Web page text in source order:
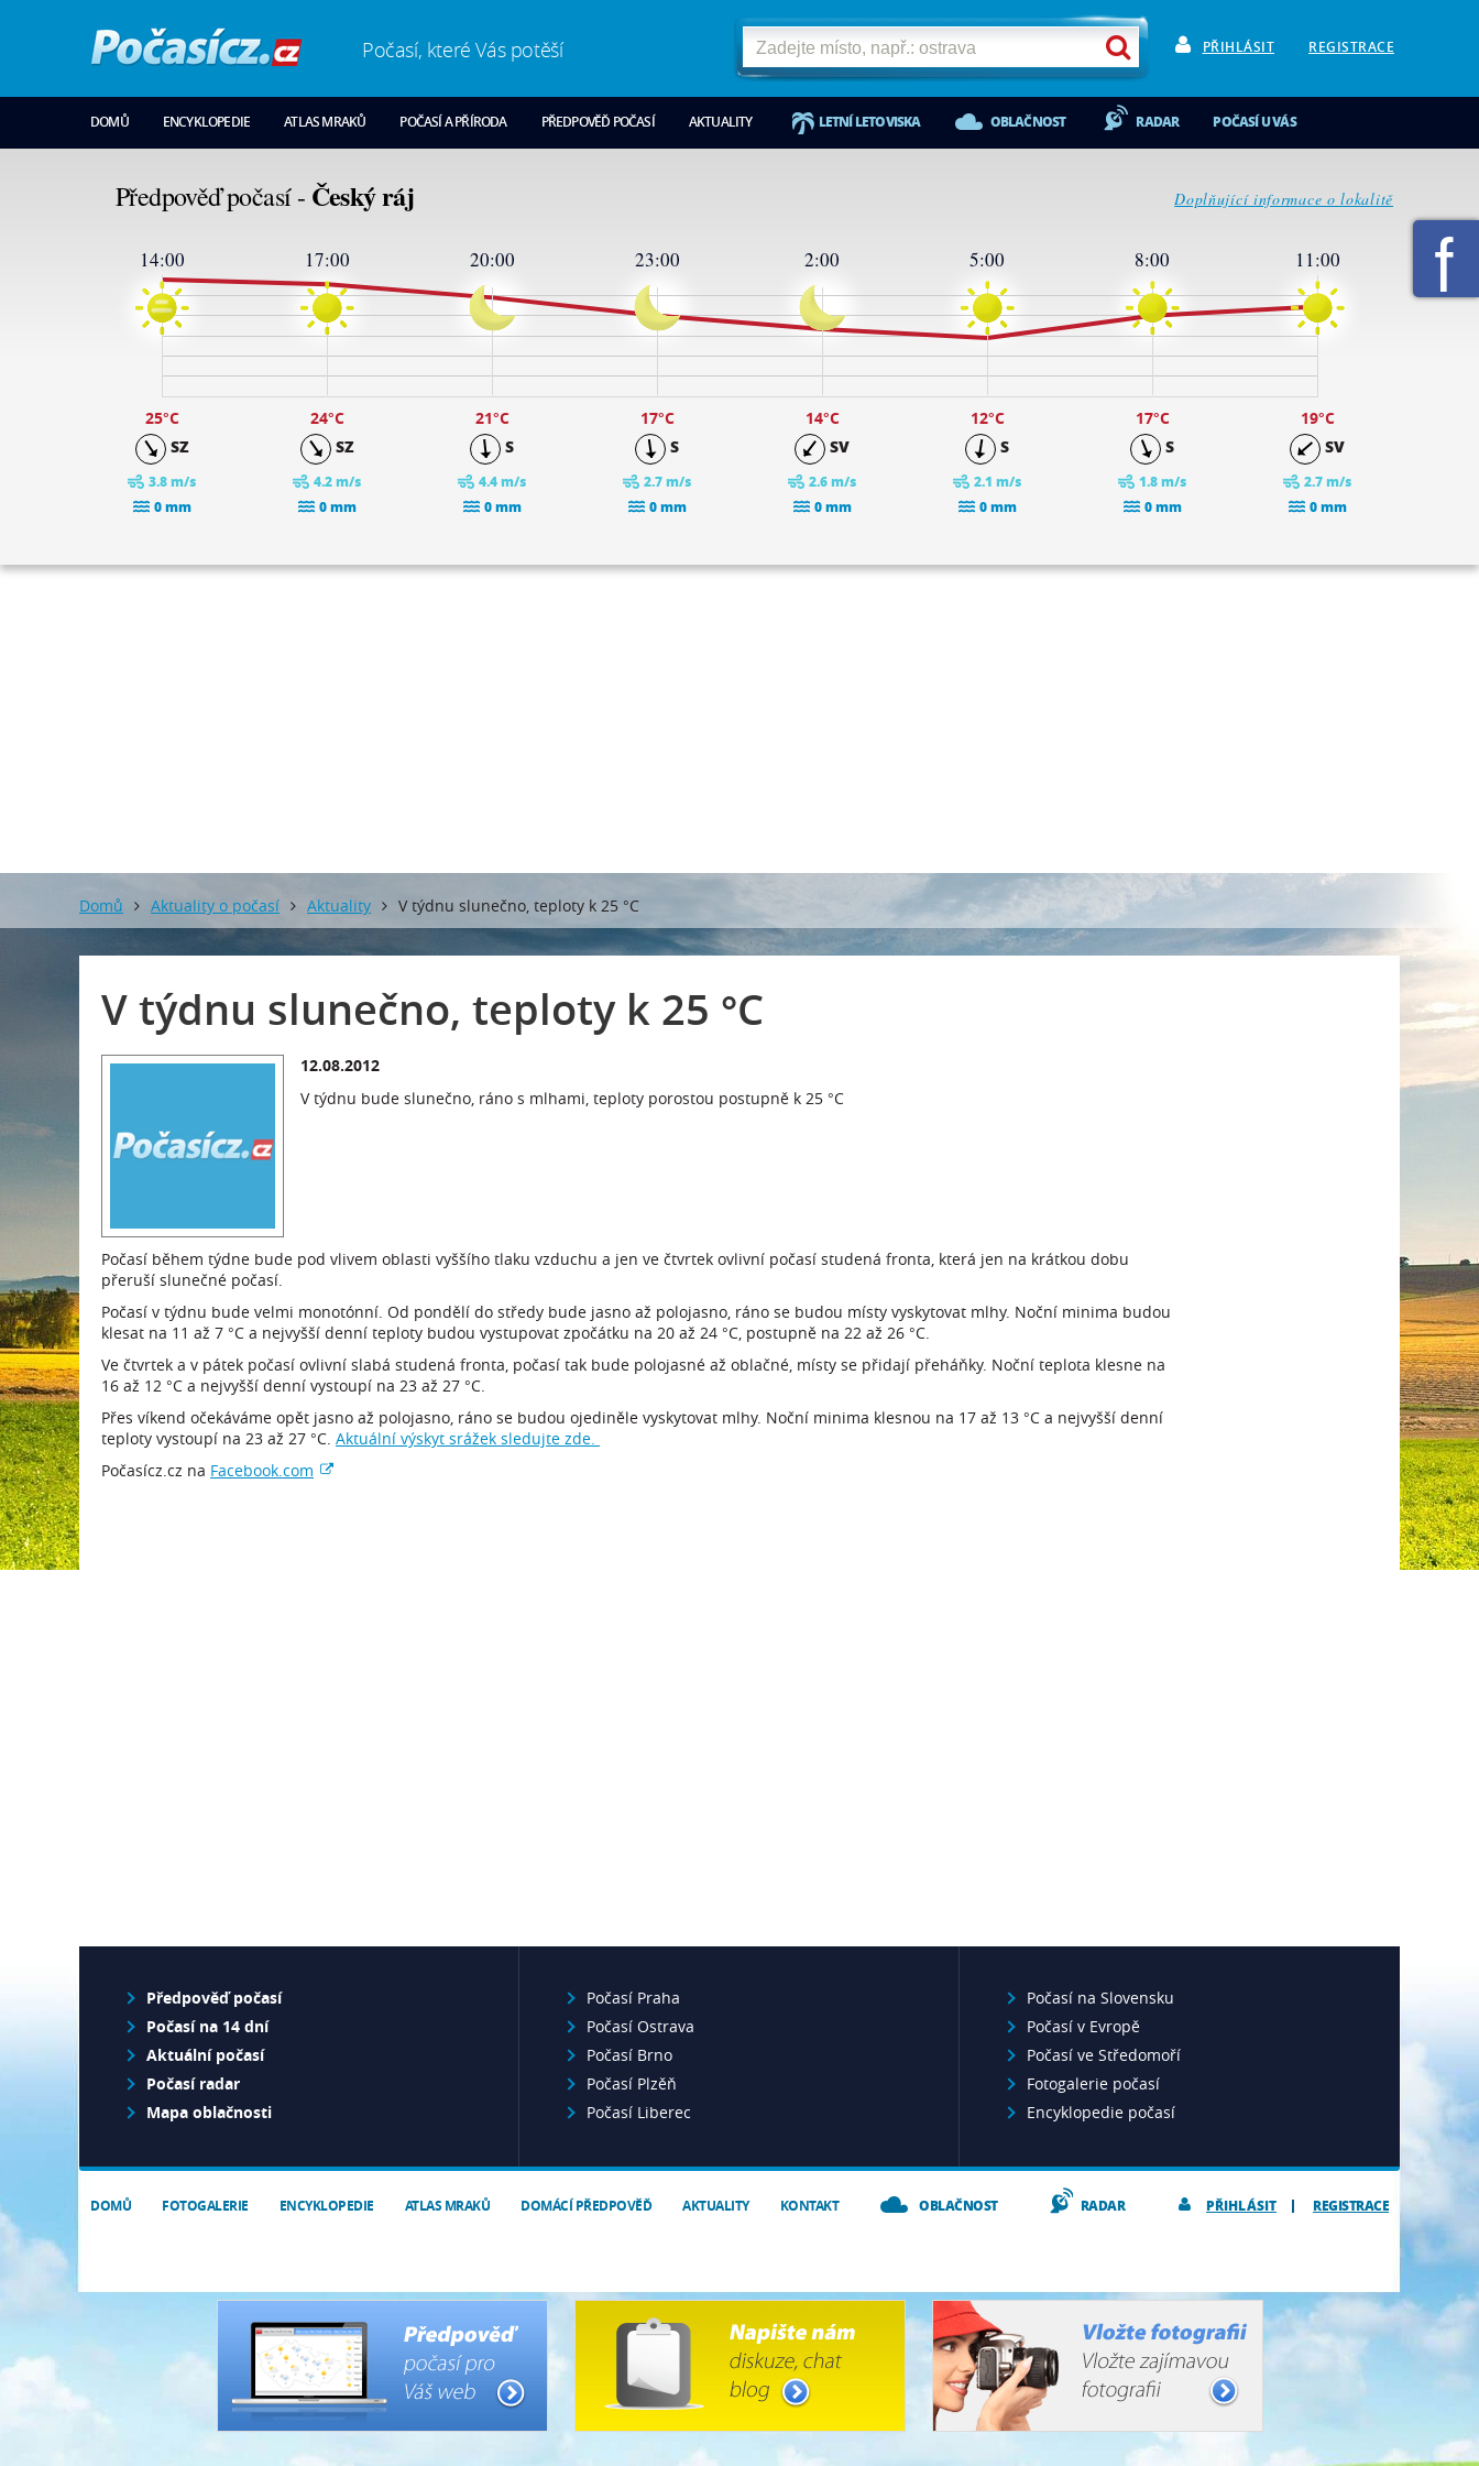
Počasí, které Vás potěší PŘIHLÁSIT REGISTRACE
DOMŮ ENCYKLOPEDIE ATLAS MRAKŮ POČASÍ A PŘÍRODA PŘEDPOVĚĎ POČASÍ AKTUALITY LETNÍ LETOVISKA OBLAČNOST RADAR POČASÍ U VÁS
Předpověď počasí - Český ráj Doplňující informace o lokalitě
14:00
25°C
SZ
3.8 m/s
0 mm
17:00
24°C
SZ
4.2 m/s
0 mm
20:00
21°C
S
4.4 m/s
0 mm
23:00
17°C
S
2.7 m/s
0 mm
2:00
14°C
SV
2.6 m/s
0 mm
5:00
12°C
S
2.1 m/s
0 mm
8:00
17°C
S
1.8 m/s
0 mm
11:00
19°C
SV
2.7 m/s
0 mm
26
24
19
Domů Aktuality o počasí Aktuality V týdnu slunečno, teploty k 25 °C
V týdnu slunečno, teploty k 25 °C
12.08.2012
V týdnu bude slunečno, ráno s mlhami, teploty porostou postupně k 25 °C
Počasí během týdne bude pod vlivem oblasti vyššího tlaku vzduchu a jen ve čtvrtek ovlivní počasí studená fronta, která jen na krátkou dobu
přeruší slunečné počasí.
Počasí v týdnu bude velmi monotónní. Od pondělí do středy bude jasno až polojasno, ráno se budou místy vyskytovat mlhy. Noční minima budou
klesat na 11 až 7 °C a nejvyšší denní teploty budou vystupovat zpočátku na 20 až 24 °C, postupně na 22 až 26 °C.
Ve čtvrtek a v pátek počasí ovlivní slabá studená fronta, počasí tak bude polojasné až oblačné, místy se přidají přeháňky. Noční teplota klesne na
16 až 12 °C a nejvyšší denní vystoupí na 23 až 27 °C.
Přes víkend očekáváme opět jasno až polojasno, ráno se budou ojediněle vyskytovat mlhy. Noční minima klesnou na 17 až 13 °C a nejvyšší denní
teploty vystoupí na 23 až 27 °C. Aktuální výskyt srážek sledujte zde.
Počasícz.cz na Facebook.com
Předpověď počasí
Počasí na 14 dní
Aktuální počasí
Počasí radar
Mapa oblačnosti
Počasí Praha
Počasí Ostrava
Počasí Brno
Počasí Plzěň
Počasí Liberec
Počasí na Slovensku
Počasí v Evropě
Počasí ve Středomoří
Fotogalerie počasí
Encyklopedie počasí
DOMŮ FOTOGALERIE ENCYKLOPEDIE ATLAS MRAKŮ DOMÁCÍ PŘEDPOVĚĎ AKTUALITY KONTAKT OBLAČNOST RADAR REGISTRACE
PŘIHLÁSIT